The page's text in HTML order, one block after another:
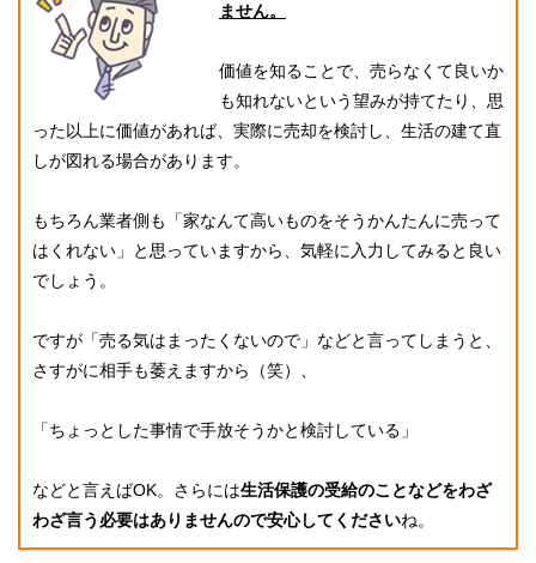
ません。
価値を知ることで、売らなくて良いか
も知れないという望みが持てたり、思
った以上に価値があれば、実際に売却を検討し、生活の建て直
しが図れる場合があります。
もちろん業者側も「家なんて高いものをそうかんたんに売って
はくれない」と思っていますから、気軽に入力してみると良い
でしょう。
ですが「売る気はまったくないので」などと言ってしまうと、
さすがに相手も萎えますから（笑）、
「ちょっとした事情で手放そうかと検討している」
などと言えばOK。さらには生活保護の受給のことなどをわざ
わざ言う必要はありませんので安心してくださいね。